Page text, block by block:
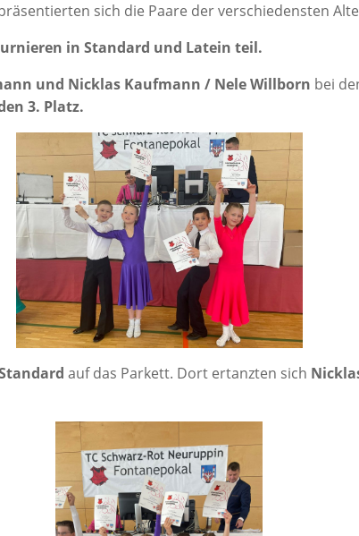
sich die Paa­re der ver­schie­dens­ten
in Stan­dard und Latein teil.
und Nick­las Kauf­mann / Nele Will­born bei
3. Platz.
auf das Par­kett. Dort ertanz­ten sich